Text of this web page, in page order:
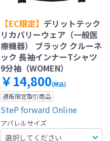
【EC限定】 デリットテック
リカバリーウェア（一般医
療機器） ブラック クルーネ
ック 長袖インナーTシャツ
9分袖（WOMEN）
￥14,800(税込)
通販限定取引商品
SteP forward Online
アパレルサイズ